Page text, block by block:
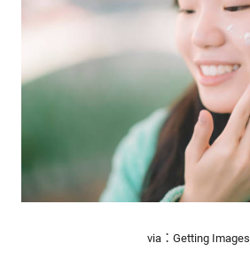
via：Getting Images